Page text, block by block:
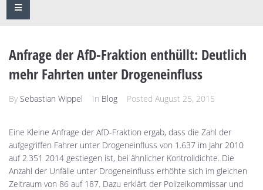
Anfrage der AfD-Fraktion enthüllt: Deutlich
mehr Fahrten unter Drogeneinfluss
By Sebastian Wippel In Blog Posted August 25, 2015
Eine Kleine Anfrage der AfD-Fraktion ergab, dass die Zahl der
aufgegriffen Fahrer unter Drogeneinfluss von 1.637 im Jahr 2010
auf 2.351 2014 gestiegen ist, bei ähnlicher Kontrolldichte. Die
Anzahl der Unfälle unter Drogeneinfluss erhöhte sich im gleichen
Zeitraum von 86 auf 187. Dazu erklärt der Polizeikommissar und